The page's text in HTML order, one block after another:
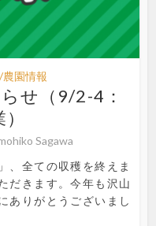
園情報
せ（9/2-4：
Sagawa
、全ての収穫を終えま
だきます。今年も沢山
ありがとうございまし